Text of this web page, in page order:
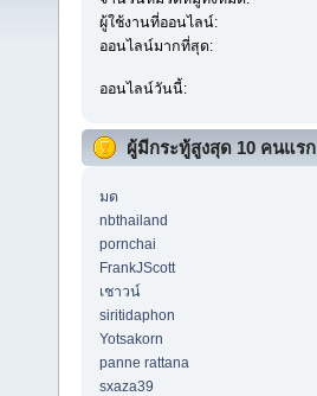
ผู้ใช้งานที่ออนไลน์:
ออนไลน์มากที่สุด:
ออนไลน์วันนี้:
ผู้มีกระทู้สูงสุด 10 คนแรก
มด
nbthailand
pornchai
FrankJScott
เชาวน์
siritidaphon
Yotsakorn
panne rattana
sxaza39